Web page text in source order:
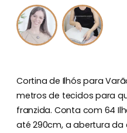
Cortina de Ilhós para
metros de tecidos para
franzida. Conta com 64
até 290cm, a abertura